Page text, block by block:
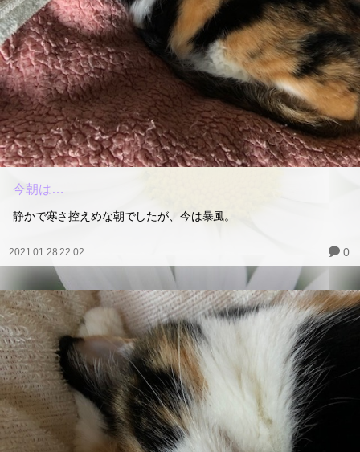
今朝は…
静かで寒さ控えめな朝でしたが、今は暴風。
2021.01.28 22:02 0